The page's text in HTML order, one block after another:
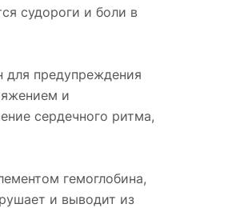
судороги и боли в
для предупреждения
и
сердечного ритма,
гемоглобина,
и выводит из